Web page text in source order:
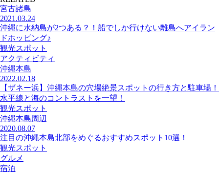
宮古諸島
2021.03.24
沖縄に水納島が2つある？！船でしか行けない離島へアイラン
ドホッピング♪
観光スポット
アクティビティ
沖縄本島
2022.02.18
【ザネー浜】沖縄本島の穴場絶景スポットの行き方と駐車場！
水平線と海のコントラストを一望！
観光スポット
沖縄本島周辺
2020.08.07
注目の沖縄本島北部をめぐるおすすめスポット10選！
観光スポット
グルメ
宿泊